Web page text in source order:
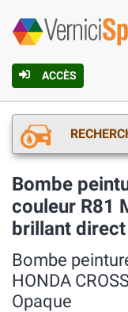
ACCÈS
Bombe
couleur R81
brillant direct
Bombe
HONDA
Opaque